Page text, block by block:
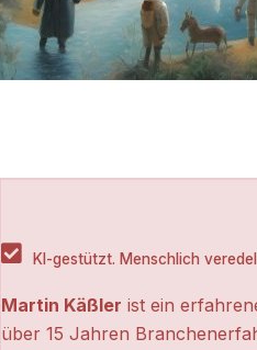
KI-gestützt. Menschlich
Martin Käßler ist ein
über 15 Jahren